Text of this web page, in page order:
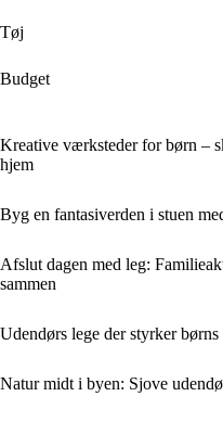
Tøj
Budget
Kreative værksteder for børn –
hjem
Byg en fantasiverden i stuen
Afslut dagen med leg:
sammen
Udendørs lege der styrker
Natur midt i byen: Sjove